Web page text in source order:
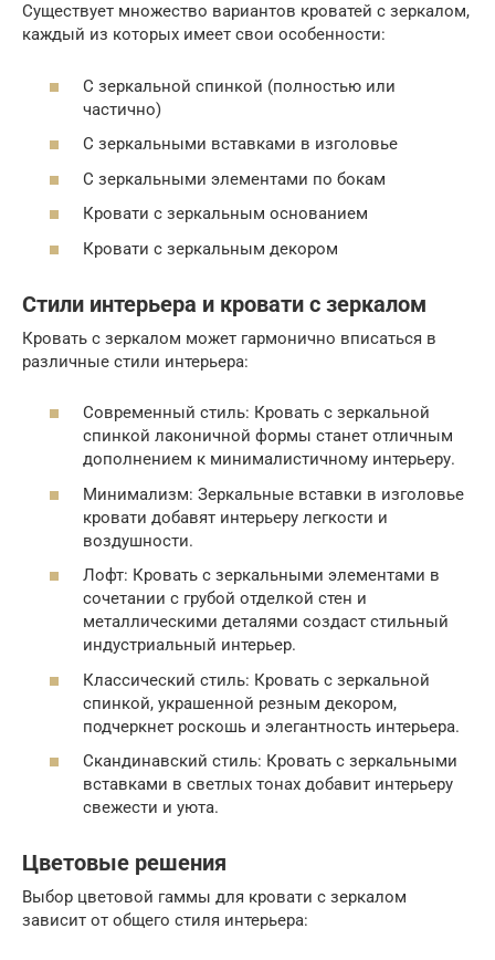
Существует множество вариантов кроватей с зеркалом,
каждый из которых имеет свои особенности:
С зеркальной спинкой (полностью или
частично)
С зеркальными вставками в изголовье
С зеркальными элементами по бокам
Кровати с зеркальным основанием
Кровати с зеркальным декором
Стили интерьера и кровати с зеркалом
Кровать с зеркалом может гармонично вписаться в
различные стили интерьера:
Современный стиль: Кровать с зеркальной
спинкой лаконичной формы станет отличным
дополнением к минималистичному интерьеру.
Минимализм: Зеркальные вставки в изголовье
кровати добавят интерьеру легкости и
воздушности.
Лофт: Кровать с зеркальными элементами в
сочетании с грубой отделкой стен и
металлическими деталями создаст стильный
индустриальный интерьер.
Классический стиль: Кровать с зеркальной
спинкой, украшенной резным декором,
подчеркнет роскошь и элегантность интерьера.
Скандинавский стиль: Кровать с зеркальными
вставками в светлых тонах добавит интерьеру
свежести и уюта.
Цветовые решения
Выбор цветовой гаммы для кровати с зеркалом
зависит от общего стиля интерьера: